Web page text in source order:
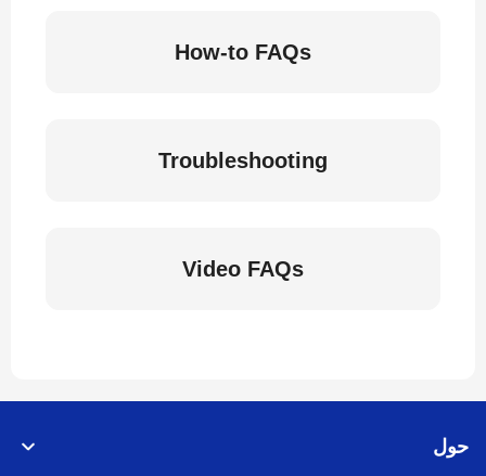
How-to FAQs
Troubleshooting
Video FAQs
حول